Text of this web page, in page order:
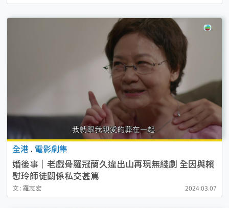
全港 . 電影劇集
婚後事｜老戲骨羅冠蘭久違出山再現無綫劇 全因與賴
慰玲師徒關係私交甚篤
文 : 羅志宏 2024.03.07